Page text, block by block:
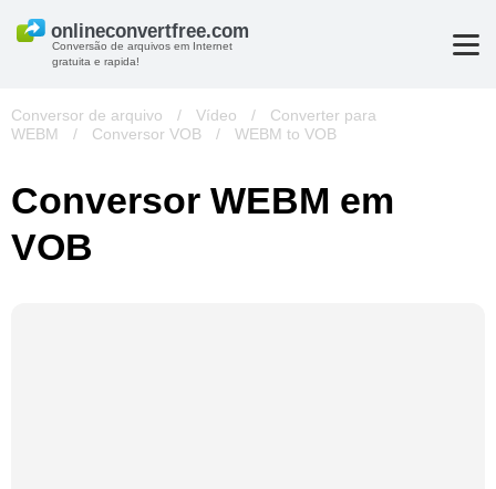
Conversão de arquivos em Internet
gratuita e rapida!
Conversor de arquivo / Vídeo /
Converter para
WEBM
/ Conversor VOB / WEBM to VOB
Conversor WEBM em
VOB